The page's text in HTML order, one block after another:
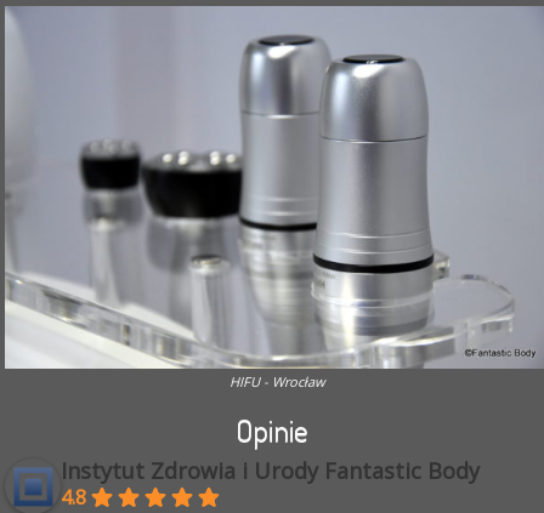
HIFU - Wrocław
Opinie
Instytut Zdrowia i Urody Fantastic Body
4.8